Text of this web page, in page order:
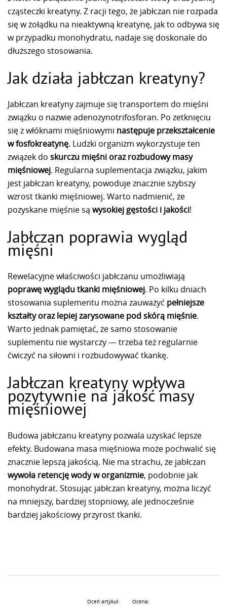
cząsteczki kreatyny. Z racji tego, że jabłczan nie rozpada
się w żołądku na nieaktywną kreatynę, jak to odbywa się
w przypadku monohydratu, nadaje się doskonale do
dłuższego stosowania.
Jak działa jabłczan kreatyny?
Jabłczan kreatyny zajmuje się transportem do mięśni
związku o nazwie adenozynotrifosforan. Po zetknięciu
się z włóknami mięśniowymi następuje przekształcenie
w fosfokreatynę. Ludzki organizm wykorzystuje ten
związek do skurczu mięśni oraz rozbudowy masy
mięśniowej. Regularna suplementacja związku, jakim
jest jabłczan kreatyny, powoduje znacznie szybszy
wzrost tkanki mięśniowej. Warto nadmienić, że
pozyskane mięśnie są wysokiej gęstości i jakości!
Jabłczan poprawia wygląd
mięśni
Rewelacyjne właściwości jabłczanu umożliwiają
poprawę wyglądu tkanki mięśniowej. Po kilku dniach
stosowania suplementu można zauważyć pełniejsze
kształty oraz lepiej zarysowane pod skórą mięśnie.
Warto jednak pamiętać, że samo stosowanie
suplementu nie wystarczy — trzeba też regularnie
ćwiczyć na siłowni i rozbudowywać tkankę.
Jabłczan kreatyny wpływa
pozytywnie na jakość masy
mięśniowej
Budowa jabłczanu kreatyny pozwala uzyskać lepsze
efekty. Budowana masa mięśniowa może pochwalić się
znacznie lepszą jakością. Nie ma strachu, że jabłczan
wywoła retencję wody w organizmie, podobnie jak
monohydrat. Stosując jabłczan kreatyny, można liczyć
na mniejszy, bardziej stopniowy, ale jednocześnie
bardziej jakościowy przyrost tkanki.
Oceń artykuł: Ocena: